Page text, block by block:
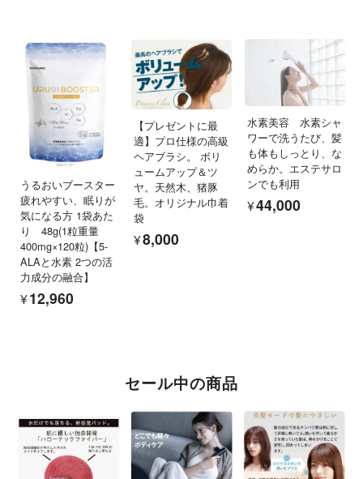
うるおいブースター
疲れやすい、眠りが
気になる方 1袋あた
り 48g(1粒重量
400mg×120粒)【5-
ALAと水素 2つの活
力成分の融合】
¥12,960
【プレゼントに最
適】プロ仕様の高級
ヘアブラシ。 ボリ
ュームアップ＆ツ
ヤ。天然木、猪豚
毛。オリジナル巾着
袋
¥8,000
水素美容 水素シャ
ワーで洗うたび、髪
も体もしっとり、な
めらか。エステサロ
ンでも利用
¥44,000
セール中の商品